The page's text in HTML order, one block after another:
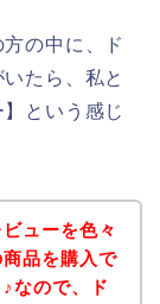
の中に、ド
たら、私と
という感じ
ューを色々
品を購入で
なので、ド